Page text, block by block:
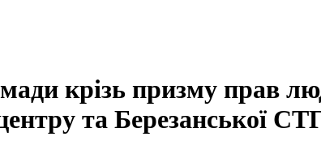
крізь призму прав
та Березанської